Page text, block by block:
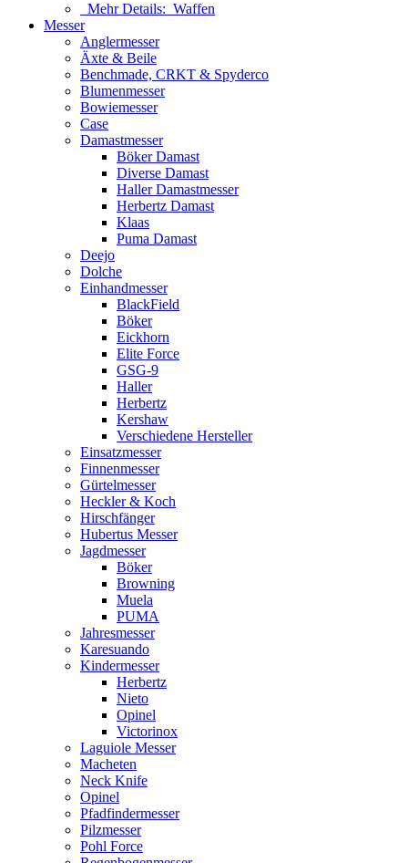
Mehr Details: Waffen
Messer
Anglermesser
Äxte & Beile
Benchmade, CRKT & Spyderco
Blumenmesser
Bowiemesser
Case
Damastmesser
Böker Damast
Diverse Damast
Haller Damastmesser
Herbertz Damast
Klaas
Puma Damast
Deejo
Dolche
Einhandmesser
BlackField
Böker
Eickhorn
Elite Force
GSG-9
Haller
Herbertz
Kershaw
Verschiedene Hersteller
Einsatzmesser
Finnenmesser
Gürtelmesser
Heckler & Koch
Hirschfänger
Hubertus Messer
Jagdmesser
Böker
Browning
Muela
PUMA
Jahresmesser
Karesuando
Kindermesser
Herbertz
Nieto
Opinel
Victorinox
Laguiole Messer
Macheten
Neck Knife
Opinel
Pfadfindermesser
Pilzmesser
Pohl Force